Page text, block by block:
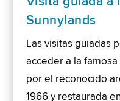
Sunnylands
Las visitas guiadas
acceder a la
por el reconocido
1966 y restaurada